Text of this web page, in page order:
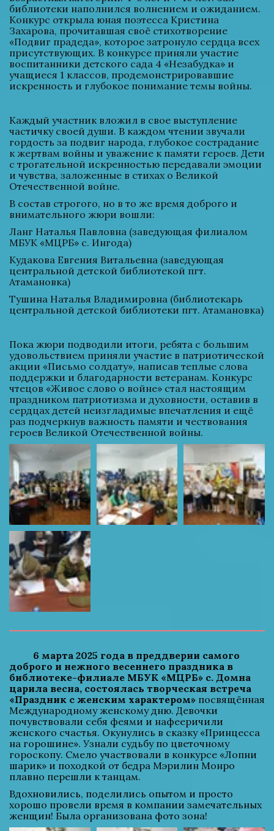
библиотеки наполнился волнением и ожиданием.
Конкурс открыла юная поэтесса Кристина
Захарова, прочитавшая своё стихотворение
«Подвиг прадеда», которое затронуло сердца всех
присутствующих. В конкурсе приняли участие
воспитанники детского сада 4 «Незабудка» и
учащиеся 1 классов, продемонстрировавшие
искренность и глубокое понимание темы войны.
Каждый участник вложил в свое выступление
частичку своей души. В каждом чтении звучали
гордость за подвиг народа, глубокое сострадание
к жертвам войны и уважение к памяти героев. Дети
с трогательной искренностью передавали эмоции
и чувства, заложенные в стихах о Великой
Отечественной войне.
В состав строгого, но в то же время доброго и
внимательного жюри вошли:
Ланг Наталья Павловна (заведующая филиалом
МБУК «МЦРБ» с. Ингода)
Кудакова Евгения Витальевна (заведующая
центральной детской библиотекой пгт.
Атамановка)
Тушина Наталья Владимировна (библиотекарь
центральной детской библиотеки пгт. Атамановка)
Пока жюри подводили итоги, ребята с большим
удовольствием приняли участие в патриотической
акции «Письмо солдату», написав теплые слова
поддержки и благодарности ветеранам. Конкурс
чтецов «Живое слово о войне» стал настоящим
праздником патриотизма и духовности, оставив в
сердцах детей неизгладимые впечатления и ещё
раз подчеркнув важность памяти и чествования
героев Великой Отечественной войны.
    6 марта 2025 года в преддверии самого
доброго и нежного весеннего праздника в
библиотеке-филиале МБУК «МЦРБ» с. Домна
царила весна, состоялась творческая встреча
«Праздник с женским характером» посвящённая
Международному женскому дню. Девочки
почувствовали себя феями и нафееричили
женского счастья. Окунулись в сказку «Принцесса
на горошине». Узнали судьбу по цветочному
гороскопу. Смело участвовали в конкурсе «Лопни
шарик» и походкой от бедра Мэрилин Монро
плавно перешли к танцам.
Вдохновились, поделились опытом и просто
хорошо провели время в компании замечательных
женщин! Была организована фото зона!